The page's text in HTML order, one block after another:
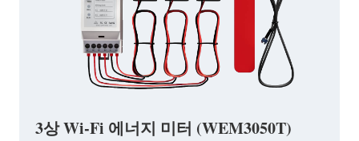
3상 Wi-Fi 에너지 미터 (WEM3050T)